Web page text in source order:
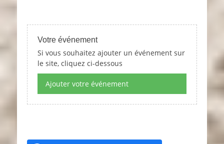
Votre événement
Si vous souhaitez ajouter un événement sur
le site, cliquez ci-dessous
Ajouter votre événement